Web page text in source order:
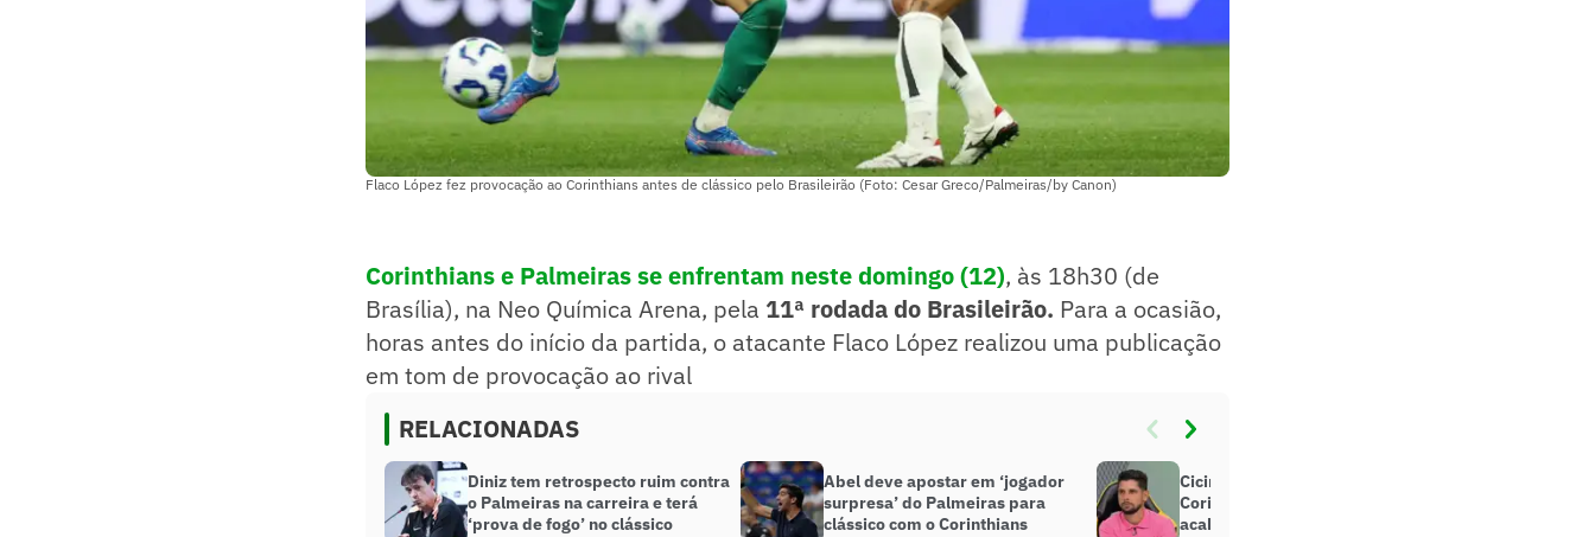
Flaco López fez provocação ao Corinthians antes de clássico pelo Brasileirão (Foto: Cesar Greco/Palmeiras/by Canon)
Corinthians e Palmeiras se enfrentam neste domingo (12), às 18h30 (de
Brasília), na Neo Química Arena, pela 11ª rodada do Brasileirão. Para a ocasião,
horas antes do início da partida, o atacante Flaco López realizou uma publicação
em tom de provocação ao rival
RELACIONADAS
Diniz tem retrospecto ruim contra
o Palmeiras na carreira e terá
‘prova de fogo’ no clássico
Abel deve apostar em ‘jogador
surpresa’ do Palmeiras para
clássico com o Corinthians
Cicinho crava placar de
Corinthians x Palmeiras: ‘Para
acabar com a euforia’